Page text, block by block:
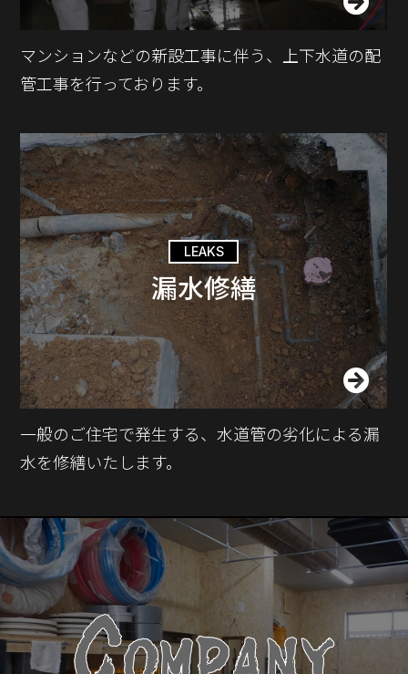
マンションなどの新設工事に伴う、上下水道の配
管工事を行っております。
漏水修繕
一般のご住宅で発生する、水道管の劣化による漏
水を修繕いたします。